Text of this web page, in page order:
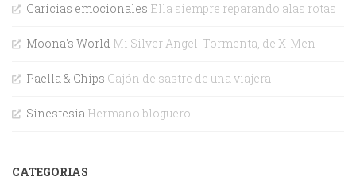
Caricias emocionales Ella siempre reparando alas rotas
Moona's World Mi Silver Angel. Tormenta, de X-Men
Paella & Chips Cajón de sastre de una viajera
Sinestesia Hermano bloguero
CATEGORIAS